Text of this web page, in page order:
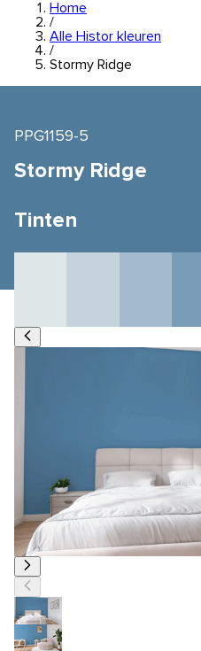
Home
/
Alle Histor kleuren
/
Stormy Ridge
PPG1159-5
Stormy Ridge
Tinten